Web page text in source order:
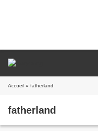
Accueil » fatherland
fatherland